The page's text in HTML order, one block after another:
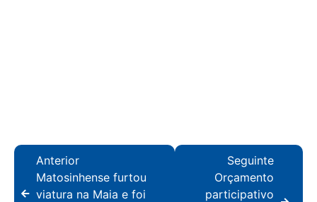
Anterior
Matosinhense furtou
viatura na Maia e foi
Seguinte
Orçamento
participativo